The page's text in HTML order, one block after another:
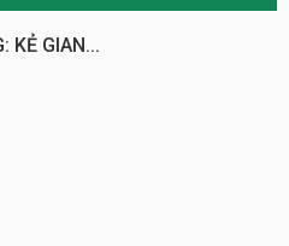
KẺ GIAN...